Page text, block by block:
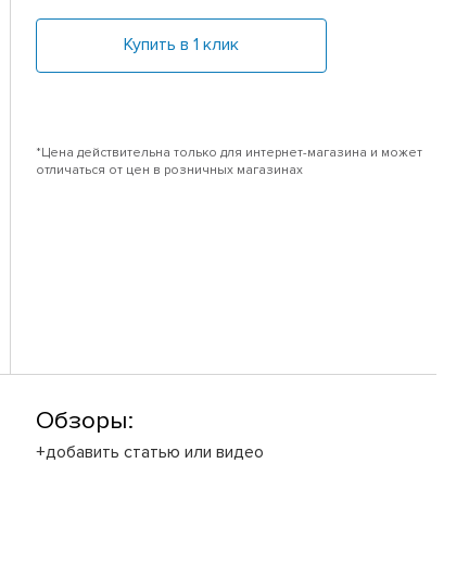
Купить в 1 клик
*Цена действительна только для интернет-магазина и может
отличаться от цен в розничных магазинах
Обзоры:
+добавить статью или видео